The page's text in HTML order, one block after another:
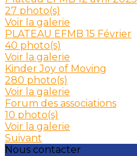
27 photo(s)
Voir la galerie
PLATEAU EFMB 15 Février
40 photo(s)
Voir la galerie
Kinder Joy of Moving
280 photo(s)
Voir la galerie
Forum des associations
10 photo(s)
Voir la galerie
Suivant
Nous contacter